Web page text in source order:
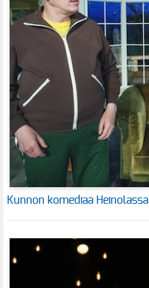
Kunnon komediaa Heinolassa